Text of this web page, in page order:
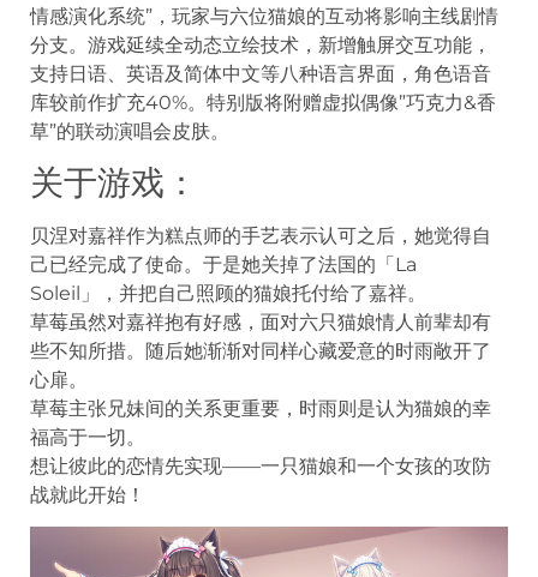
情感演化系统”，玩家与六位猫娘的互动将影响主线剧情
分支。游戏延续全动态立绘技术，新增触屏交互功能，
支持日语、英语及简体中文等八种语言界面，角色语音
库较前作扩充40%。特别版将附赠虚拟偶像”巧克力&香
草”的联动演唱会皮肤。
关于游戏：
贝涅对嘉祥作为糕点师的手艺表示认可之后，她觉得自
己已经完成了使命。于是她关掉了法国的「La
Soleil」，并把自己照顾的猫娘托付给了嘉祥。
草莓虽然对嘉祥抱有好感，面对六只猫娘情人前辈却有
些不知所措。随后她渐渐对同样心藏爱意的时雨敞开了
心扉。
草莓主张兄妹间的关系更重要，时雨则是认为猫娘的幸
福高于一切。
想让彼此的恋情先实现——一只猫娘和一个女孩的攻防
战就此开始！